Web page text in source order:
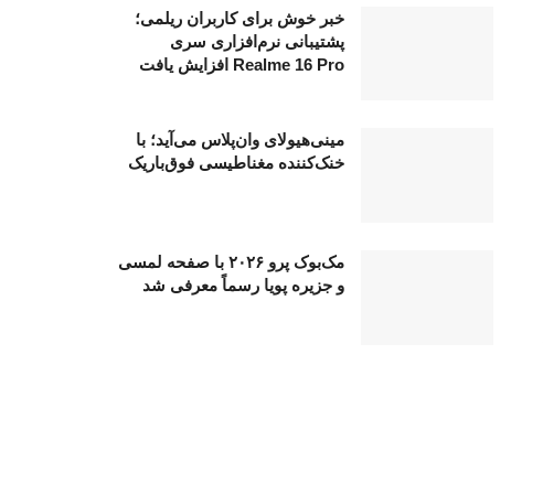
خبر خوش برای کاربران ریلمی؛
پشتیبانی نرم‌افزاری سری
Realme 16 Pro افزایش یافت
مینی‌هیولای وان‌پلاس می‌آید؛ با
خنک‌کننده مغناطیسی فوق‌باریک
مک‌بوک پرو ۲۰۲۶ با صفحه لمسی
و جزیره پویا رسماً معرفی شد